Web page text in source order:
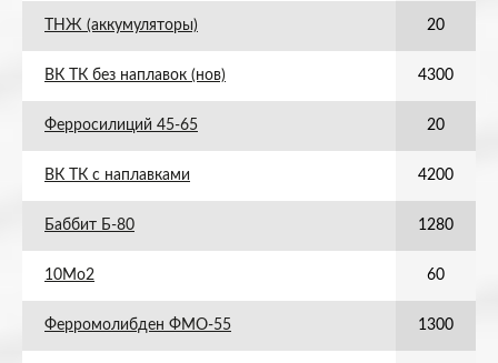
ТНЖ (аккумуляторы) 20
ВК ТК без наплавок (нов) 4300
Ферросилиций 45-65 20
ВК ТК с наплавками 4200
Баббит Б-80 1280
10Мо2 60
Ферромолибден ФМО-55 1300